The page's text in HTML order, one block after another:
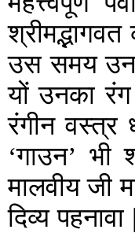
उस समय
यों उनका
रंगीन
‘गाउन’
मालवीय जी
दिव्य